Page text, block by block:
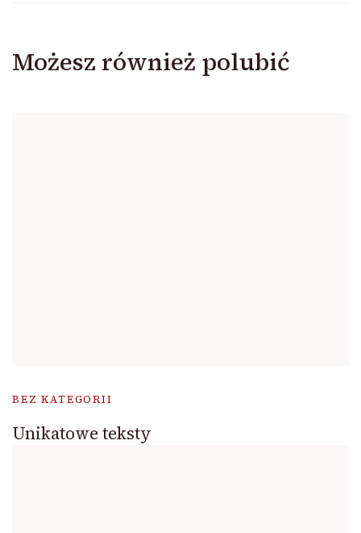
Możesz również polubić
BEZ KATEGORII
Unikatowe teksty